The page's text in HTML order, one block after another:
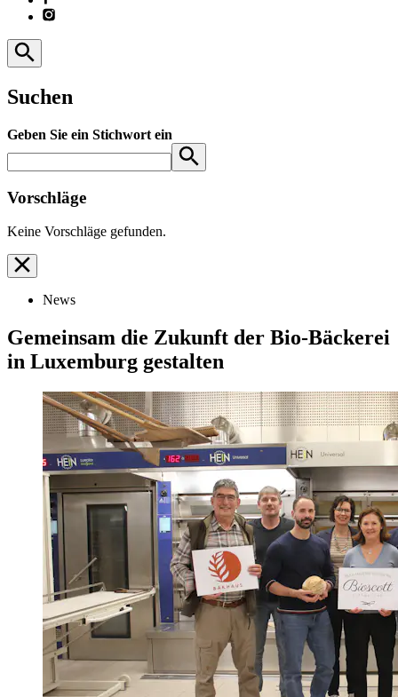
Suchen
Geben Sie ein Stichwort ein
Vorschläge
Keine Vorschläge gefunden.
News
Gemeinsam die Zukunft der Bio-Bäckerei
in Luxemburg gestalten